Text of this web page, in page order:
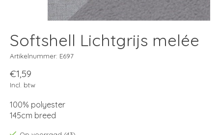
Softshell Lichtgrijs melée
Artikelnummer: E697
€1,59
Incl. btw
100% polyester
145cm breed